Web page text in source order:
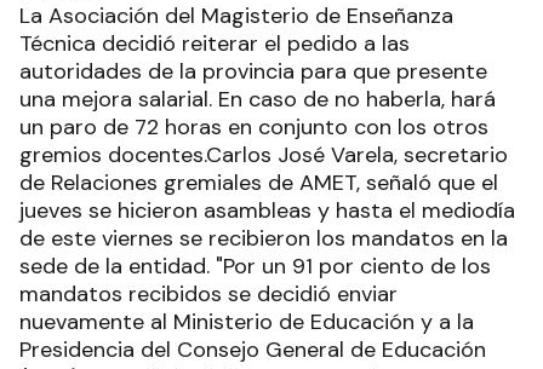
La Asociación del Magisterio de Enseñanza
Técnica decidió reiterar el pedido a las
autoridades de la provincia para que presente
una mejora salarial. En caso de no haberla, hará
un paro de 72 horas en conjunto con los otros
gremios docentes.Carlos José Varela, secretario
de Relaciones gremiales de AMET, señaló que el
jueves se hicieron asambleas y hasta el mediodía
de este viernes se recibieron los mandatos en la
sede de la entidad. "Por un 91 por ciento de los
mandatos recibidos se decidió enviar
nuevamente al Ministerio de Educación y a la
Presidencia del Consejo General de Educación